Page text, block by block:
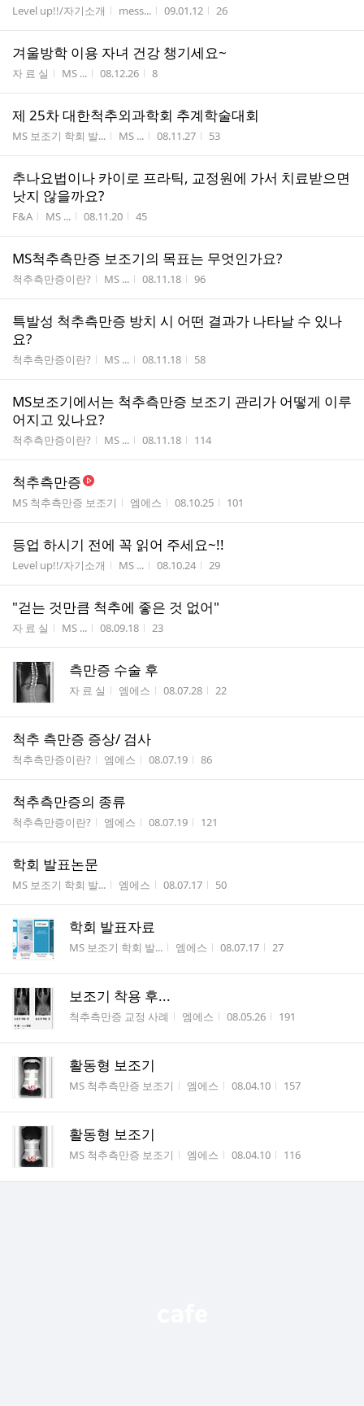
게시판명
Level up!!/자기소개 작성자
mess... 작성시간
09.01.12 조회수
26
겨울방학 이용 자녀 건강 챙기세요~
게시판명
자 료 실 작성자
MS ... 작성시간
08.12.26 조회수
8
제 25차 대한척추외과학회 추계학술대회
게시판명
MS 보조기 학회 발... 작성자
MS ... 작성시간
08.11.27 조회수
53
추나요법이나 카이로 프라틱, 교정원에 가서 치료받으면
낫지 않을까요?
게시판명
F&A 작성자
MS ... 작성시간
08.11.20 조회수
45
MS척추측만증 보조기의 목표는 무엇인가요?
게시판명
척추측만증이란? 작성자
MS ... 작성시간
08.11.18 조회수
96
특발성 척추측만증 방치 시 어떤 결과가 나타날 수 있나
요?
게시판명
척추측만증이란? 작성자
MS ... 작성시간
08.11.18 조회수
58
MS보조기에서는 척추측만증 보조기 관리가 어떻게 이루
어지고 있나요?
게시판명
척추측만증이란? 작성자
MS ... 작성시간
08.11.18 조회수
114
척추측만증
게시판명
MS 척추측만증 보조기 작성자
엠에스 작성시간
08.10.25 조회수
101
등업 하시기 전에 꼭 읽어 주세요~!!
게시판명
Level up!!/자기소개 작성자
MS ... 작성시간
08.10.24 조회수
29
"걷는 것만큼 척추에 좋은 것 없어"
게시판명
자 료 실 작성자
MS ... 작성시간
08.09.18 조회수
23
측만증 수술 후
게시판명
자 료 실 작성자
엠에스 작성시간
08.07.28 조회수
22
척추 측만증 증상/ 검사
게시판명
척추측만증이란? 작성자
엠에스 작성시간
08.07.19 조회수
86
척추측만증의 종류
게시판명
척추측만증이란? 작성자
엠에스 작성시간
08.07.19 조회수
121
학회 발표논문
게시판명
MS 보조기 학회 발... 작성자
엠에스 작성시간
08.07.17 조회수
50
학회 발표자료
게시판명
MS 보조기 학회 발... 작성자
엠에스 작성시간
08.07.17 조회수
27
보조기 착용 후...
게시판명
척추측만증 교정 사례 작성자
엠에스 작성시간
08.05.26 조회수
191
활동형 보조기
게시판명
MS 척추측만증 보조기 작성자
엠에스 작성시간
08.04.10 조회수
157
활동형 보조기
게시판명
MS 척추측만증 보조기 작성자
엠에스 작성시간
08.04.10 조회수
116